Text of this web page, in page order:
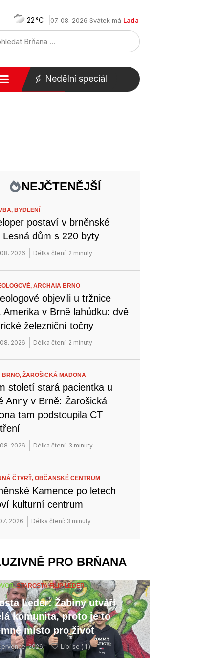
22 07. 08. 2026 Svátek má Lada
Nedělní speciál
NEJČTENĚJŠÍ
BYDLENÍ
postaví v brněnské
Lesná dům s 220 byty
2026 Délka čtení: 2 minuty
ARCHAIA BRNO
objevili u tržnice
Amerika v Brně lahůdku: dvě
železniční točny
2026 Délka čtení: 2 minuty
BRNO,ŽAROŠICKÁ MADONA
století stará pacientka u
Anny v Brně: Žarošická
tam podstoupila CT
2026 Délka čtení: 3 minuty
ČTVRŤ,OBČANSKÉ CENTRUM
Kamence po letech
kulturní centrum
2026 Délka čtení: 3 minuty
PRO BRŇANA
STAROSTA FILIP LEDER
Leder: Žabiny utváří
komunita, proto je to
místo pro život
2026 Líbí se ( 1 )